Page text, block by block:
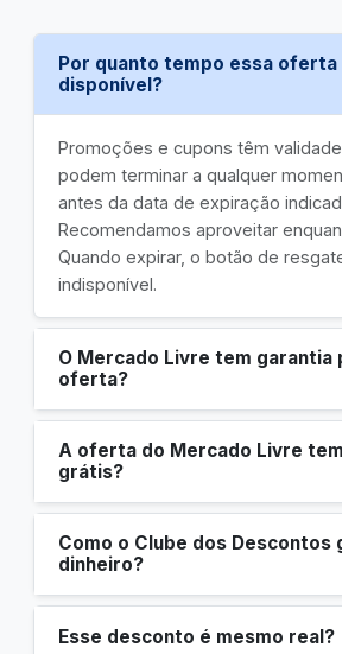
Por quanto tempo essa oferta
disponível?
Promoções e cupons têm
podem terminar a qualquer
antes da data de expiração
Recomendamos aproveitar
Quando expirar, o botão de
indisponível.
O Mercado Livre tem garantia
oferta?
A oferta do Mercado Livre
grátis?
Como o Clube dos Descontos
dinheiro?
Esse desconto é mesmo real?